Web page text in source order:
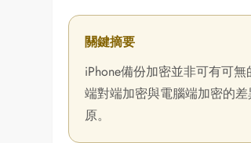
關鍵摘要
iPhone備份加密並非可有可
端對端加密與電腦端加密的
原。